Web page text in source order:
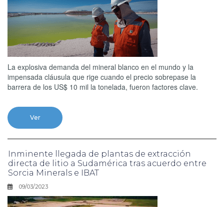
La explosiva demanda del mineral blanco en el mundo y la
impensada cláusula que rige cuando el precio sobrepase la
barrera de los US$ 10 mil la tonelada, fueron factores clave.
Ver
Inminente llegada de plantas de extracción
directa de litio a Sudamérica tras acuerdo entre
Sorcia Minerals e IBAT
09/03/2023